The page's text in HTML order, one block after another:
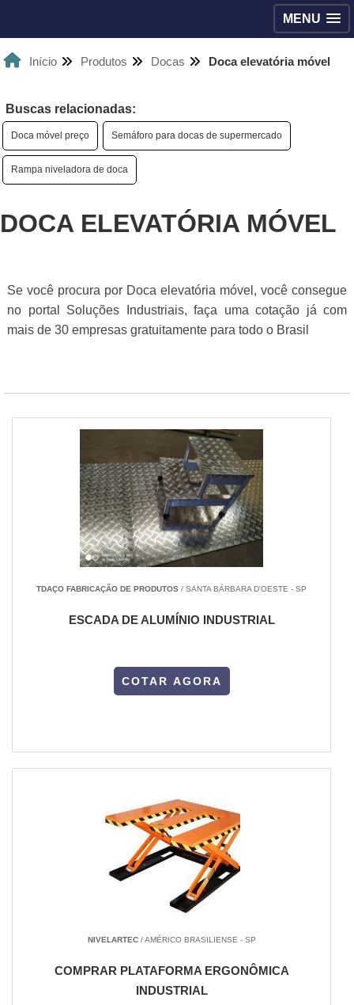
MENU
Início Produtos Docas Doca elevatória móvel
Buscas relacionadas:
Doca móvel preço Semáforo para docas de supermercado
Rampa niveladora de doca
DOCA ELEVATÓRIA MÓVEL
Se você procura por Doca elevatória móvel, você consegue
no portal Soluções Industriais, faça uma cotação já com
mais de 30 empresas gratuitamente para todo o Brasil
TDAÇO FABRICAÇÃO DE PRODUTOS / SANTA BÁRBARA D'OESTE - SP
ESCADA DE ALUMÍNIO INDUSTRIAL
COTAR AGORA
NIVELARTEC/ AMÉRICO BRASILIENSE - SP
COMPRAR PLATAFORMA ERGONÔMICA
INDUSTRIAL